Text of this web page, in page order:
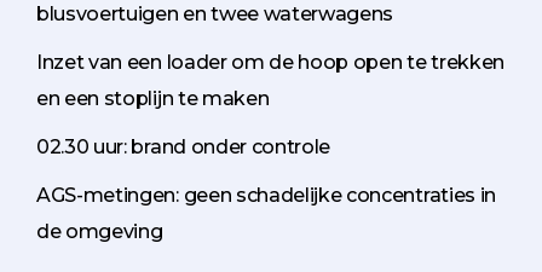
blusvoertuigen en twee waterwagens
Inzet van een loader om de hoop open te trekken
en een stoplijn te maken
02.30 uur: brand onder controle
AGS-metingen: geen schadelijke concentraties in
de omgeving